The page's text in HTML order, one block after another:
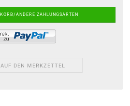
AUF DEN MERKZETTEL